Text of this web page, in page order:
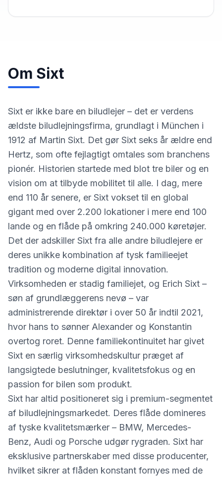
Om Sixt
Sixt er ikke bare en biludlejer – det er verdens
ældste biludlejningsfirma, grundlagt i München i
1912 af Martin Sixt. Det gør Sixt seks år ældre end
Hertz, som ofte fejlagtigt omtales som branchens
pionér. Historien startede med blot tre biler og en
vision om at tilbyde mobilitet til alle. I dag, mere
end 110 år senere, er Sixt vokset til en global
gigant med over 2.200 lokationer i mere end 100
lande og en flåde på omkring 240.000 køretøjer.
Det der adskiller Sixt fra alle andre biludlejere er
deres unikke kombination af tysk familieejet
tradition og moderne digital innovation.
Virksomheden er stadig familiejet, og Erich Sixt –
søn af grundlæggerens nevø – var
administrerende direktør i over 50 år indtil 2021,
hvor hans to sønner Alexander og Konstantin
overtog roret. Denne familiekontinuitet har givet
Sixt en særlig virksomhedskultur præget af
langsigtede beslutninger, kvalitetsfokus og en
passion for bilen som produkt.
Sixt har altid positioneret sig i premium-segmentet
af biludlejningsmarkedet. Deres flåde domineres
af tyske kvalitetsmærker – BMW, Mercedes-
Benz, Audi og Porsche udgør rygraden. Sixt har
eksklusive partnerskaber med disse producenter,
hvilket sikrer at flåden konstant fornyes med de